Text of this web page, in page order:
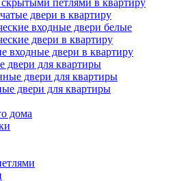
петлями в квартиру
двери в квартиру
входные двери белые
двери в квартиру
входные двери в квартиру
двери для квартиры
двери для квартиры
двери для квартиры
дома